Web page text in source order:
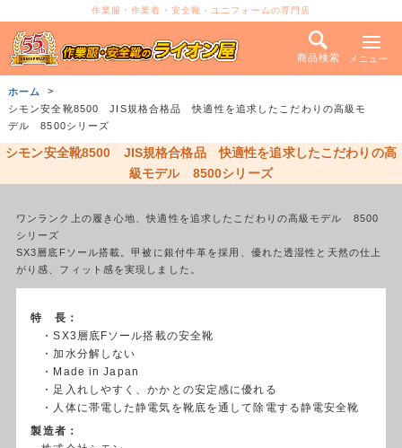
作業服・作業着・安全靴・ユニフォームの専門店
商品検索 メニュー
ホーム
シモン安全靴8500 JIS規格合格品 快適性を追求したこだわりの高級モ
デル 8500シリーズ
シモン安全靴8500 JIS規格合格品 快適性を追求したこだわりの高
級モデル 8500シリーズ
ワンランク上の履き心地、快適性を追求したこだわりの高級モデル 8500
シリーズ
SX3層底Fソール搭載。甲被に銀付牛革を採用、優れた透湿性と天然の仕上
がり感、フィット感を実現しました。
特 長：
・SX3層底Fソール搭載の安全靴
・加水分解しない
・Made in Japan
・足入れしやすく、かかとの安定感に優れる
・人体に帯電した静電気を靴底を通して除電する静電安全靴
製造者：